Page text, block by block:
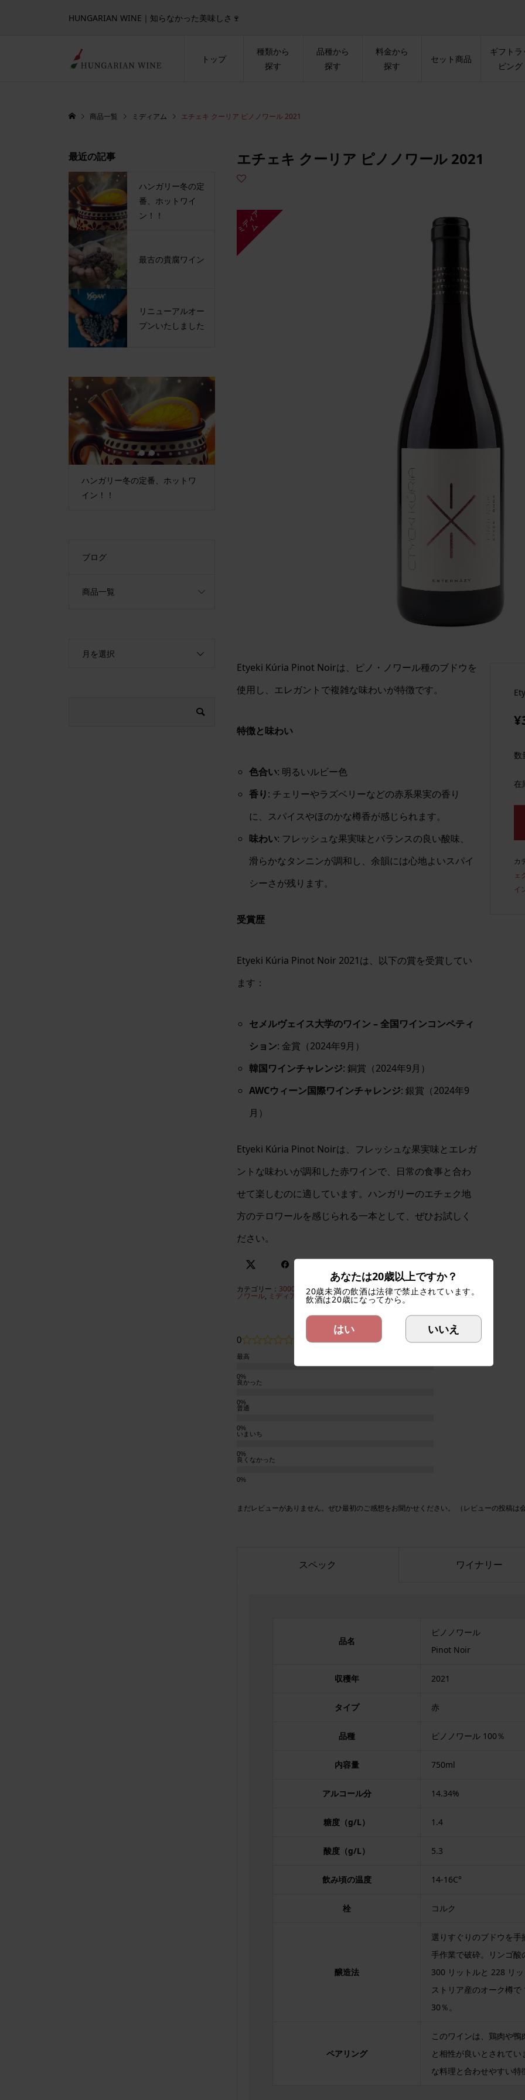
HUNGARIAN WINE｜知らなかった美味しさ🍷
トップ
種類から
探す
品種から
探す
料金から
探す
セット商品
ギフトラ
ピング
商品一覧 ミディアム エチェキ クーリア ピノノワール 2021
エチェキ クーリア ピノノワール 2021
ミ
デ
ィ
ア
ム
Etyeki Kúria Pinot Noirは、ピノ・ノワール種のブドウを
使用し、エレガントで複雑な味わいが特徴です。
特徴と味わい
色合い: 明るいルビー色
香り: チェリーやラズベリーなどの赤系果実の香り
に、スパイスやほのかな樽香が感じられます。
味わい: フレッシュな果実味とバランスの良い酸味、
滑らかなタンニンが調和し、余韻には心地よいスパイ
シーさが残ります。
受賞歴
Etyeki Kúria Pinot Noir 2021は、以下の賞を受賞してい
ます：
セメルヴェイス大学のワイン – 全国ワインコンペティ
ション: 金賞（2024年9月）
韓国ワインチャレンジ: 銅賞（2024年9月）
AWCウィーン国際ワインチャレンジ: 銀賞（2024年9
月）
Etyeki Kúria Pinot Noirは、フレッシュな果実味とエレガ
ントな味わいが調和した赤ワインで、日常の食事と合わ
せて楽しむのに適しています。ハンガリーのエチェク地
方のテロワールを感じられる一本として、ぜひお試しく
ださい。
カテゴリー： 3000円～4999円,エチェキ・クーリア,エチェク・ブダ ピノ・
ノワール, ミディアム ,商品一覧,赤ワイン
数
在
カ
ェ
イ
0 5つ星中0つ星です（0人のお客様のデータ）
最高
良かった
普通
いまいち
良くなかった
まだレビューがありません。ぜひ最初のご感想をお聞かせください。 （レビューの投稿は
スペック ワイナリー
品名
ピノノワール
Pinot Noir
収穫年 2021
タイプ 赤
品種 ピノノワール 100％
内容量 750ml
アルコール分 14.34%
糖度（g/L） 1.4
酸度（g/L） 5.3
飲み頃の温度 14-16C°
栓 コルク
醸造法
選りすぐりのブドウを手
手作業で破砕。リンゴ酸
300 リットルと 228 リ
ストリア産のオーク樽
30％。
ペアリング
このワインは、鶏肉や
と相性が良いとされて
な料理と合わせやすい特
最近の記事
ハンガリー冬の定
番、ホットワイ
ン！！
最古の貴腐ワイン
リニューアルオー
プンいたしました
ハンガリー冬の定番、ホットワ
イン！！
リニューアルオープンいたしま
1 2 3
ブログ
商品一覧
月を選択
あなたは20歳以上ですか？
20歳未満の飲酒は法律で禁止されています。
飲酒は20歳になってから。
はい いいえ